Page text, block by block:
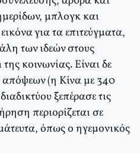
μπλογκ και
για τα επιτεύγματα,
των ιδεών στους
κοινωνίας. Είναι δε
(η Κίνα με 340
ξεπέρασε τις
περιορίζεται σε
όπως ο ηγεμονικός